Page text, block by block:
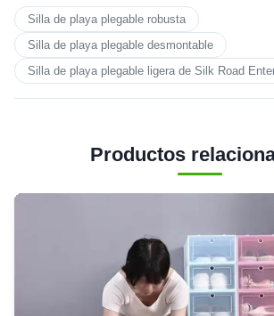
Silla de playa plegable robusta
Silla de playa plegable desmontable
Silla de playa plegable ligera de Silk Road
Productos